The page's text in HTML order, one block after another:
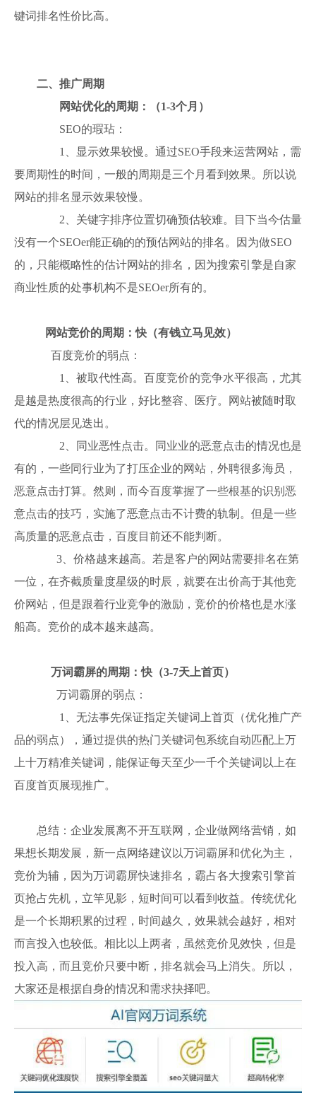
键词排名性价比高。
二、推广周期
网站优化的周期：（1-3个月）
SEO的瑕玷：
1、显示效果较慢。通过SEO手段来运营网站，需
要周期性的时间，一般的周期是三个月看到效果。所以说
网站的排名显示效果较慢。
2、关键字排序位置切确预估较难。目下当今估量
没有一个SEOer能正确的的预估网站的排名。因为做SEO
的，只能概略性的估计网站的排名，因为搜索引擎是自家
商业性质的处事机构不是SEOer所有的。
网站竞价的周期：快（有钱立马见效）
百度竞价的弱点：
1、被取代性高。百度竞价的竞争水平很高，尤其
是越是热度很高的行业，好比整容、医疗。网站被随时取
代的情况层见迭出。
2、同业恶性点击。同业业的恶意点击的情况也是
有的，一些同行业为了打压企业的网站，外聘很多海员，
恶意点击打算。然则，而今百度掌握了一些根基的识别恶
意点击的技巧，实施了恶意点击不计费的轨制。但是一些
高质量的恶意点击，百度目前还不能判断。
3、价格越来越高。若是客户的网站需要排名在第
一位，在齐截质量度星级的时辰，就要在出价高于其他竞
价网站，但是跟着行业竞争的激励，竞价的价格也是水涨
船高。竞价的成本越来越高。
万词霸屏的周期：快（3-7天上首页）
万词霸屏的弱点：
1、无法事先保证指定关键词上首页（优化推广产
品的弱点），通过提供的热门关键词包系统自动匹配上万
上十万精准关键词，能保证每天至少一千个关键词以上在
百度首页展现推广。
总结：企业发展离不开互联网，企业做网络营销，如
果想长期发展，新一点网络建议以万词霸屏和优化为主，
竞价为辅，因为万词霸屏快速排名，霸占各大搜索引擎首
页抢占先机，立竿见影，短时间可以看到收益。传统优化
是一个长期积累的过程，时间越久，效果就会越好，相对
而言投入也较低。相比以上两者，虽然竞价见效快，但是
投入高，而且竞价只要中断，排名就会马上消失。所以，
大家还是根据自身的情况和需求抉择吧。